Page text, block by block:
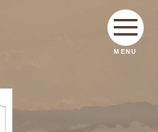
MENU